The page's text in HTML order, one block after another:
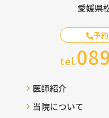
愛媛県
予
tel.
医師紹介
当院について